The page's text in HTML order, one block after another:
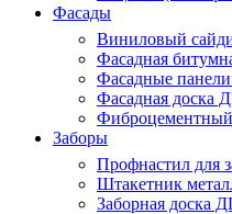
Фасады
Виниловый
Фасадная
Фасадные
Фасадная доска
Заборы
Профнастил для
Штакетник
Заборная доска